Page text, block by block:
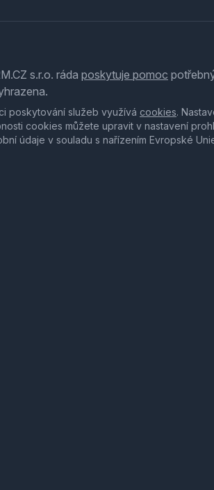
s.r.o. ráda poskytuje pomoc
poskytování služeb využívá cookies.
cookies můžete upravit v nastavení
údaje v souladu s nařízením Evropské